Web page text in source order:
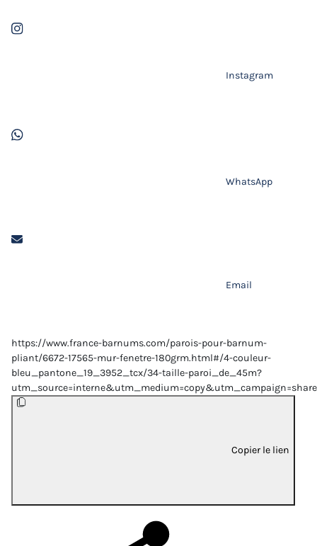
Instagram
WhatsApp
Email
https://www.france-barnums.com/parois-pour-barnum-
pliant/6672-17565-mur-fenetre-180grm.html#/4-couleur-
bleu_pantone_19_3952_tcx/34-taille-paroi_de_45m?
Copier le lien